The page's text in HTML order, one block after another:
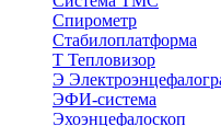
Спирометр
Стабилоплатформа
Т Тепловизор
Э
ЭФИ-система
Эхоэнцефалоскоп